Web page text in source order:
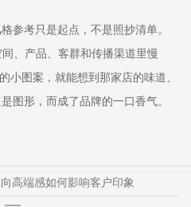
参考只是起点，不是照抄清单。
、产品、客群和传播渠道里慢
小图案，就能想到那家店的味道、
图形，而成了品牌的一口香气。
高端感如何影响客户印象